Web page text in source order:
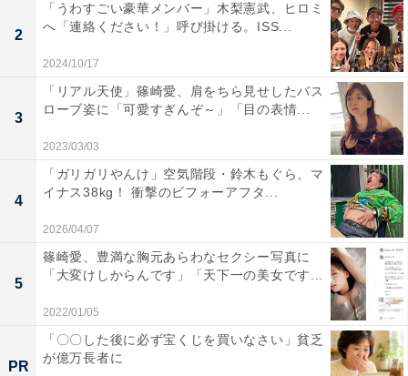
2
「うわすごい豪華メンバー」木梨憲武、ヒロミ
へ「連絡ください！」呼び掛ける。ISS...
2024/10/17
3
「リアル天使」篠崎愛、肩をちら見せしたバス
ローブ姿に「可愛すぎんぞ～」「目の表情...
2023/03/03
4
「ガリガリやんけ」空気階段・鈴木もぐら、マ
イナス38kg！ 衝撃のビフォーアフタ...
2026/04/07
5
篠崎愛、豊満な胸元あらわなセクシー写真に
「大変けしからんです」「天下一の美女です...
2022/01/05
PR
「〇〇した後に必ず宝くじを買いなさい」貧乏
が億万長者に